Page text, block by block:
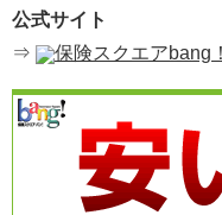
公式サイト
⇒
保険スクエアbang